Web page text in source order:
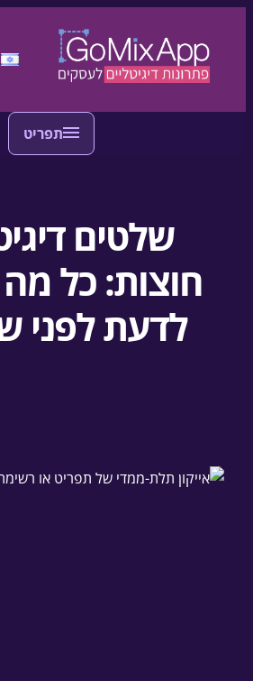
שלטים
חוצות: כל
לדעת לפני